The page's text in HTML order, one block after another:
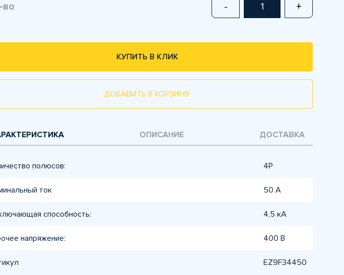
во - +
КУПИТЬ В КЛИК
ДОБАВИТЬ В КОРЗИНУ
ОПИСАНИЕ ДОСТАВКА
полюсов: 4P
ток 50 А
способность: 4,5 кА
напряжение: 400 В
EZ9F34450